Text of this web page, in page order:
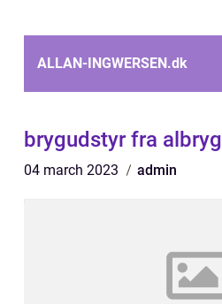
ALLAN-INGWERSEN.dk
brygudstyr fra albryg
04 march 2023 admin